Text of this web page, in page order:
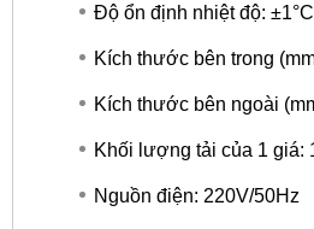
Độ ổn định nhiệt độ: ±1°C
Kích thước bên trong
Kích thước bên ngoài
Khối lượng tải của 1 giá:
Nguồn điện: 220V/50Hz